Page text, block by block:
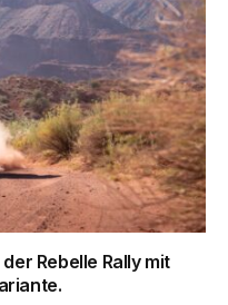
Rebelle Rally mit